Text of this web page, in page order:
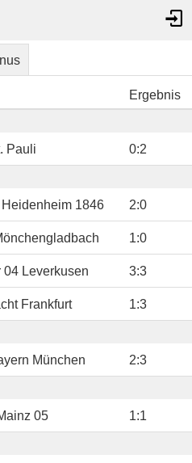
Ergebnis
Pauli 0:2
Heidenheim 1846 2:0
1:0
04 Leverkusen 3:3
Frankfurt 1:3
München 2:3
05 1:1